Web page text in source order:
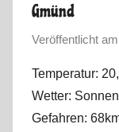
Gmünd
Veröffentlicht am
Temperatur:
Wetter:
Gefahren: